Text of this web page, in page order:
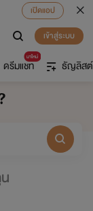
เปิดแอป
เข้าสู่ระบบ
มาใหม่
ดรีมแชท ธัญลิสต์